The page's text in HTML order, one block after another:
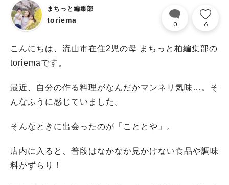
まちっと編集部
toriema 0 6
こんにちは、流山市在住2児の母 まちっと柏編集部の
toriemaです。
最近、自分の作る料理がなんだかマンネリ気味…。そ
んなふうに感じていました。
そんなときに出会ったのが「こととや」。
店内に入ると、普段はなかなか見かけない食品や調味
料がずらり！